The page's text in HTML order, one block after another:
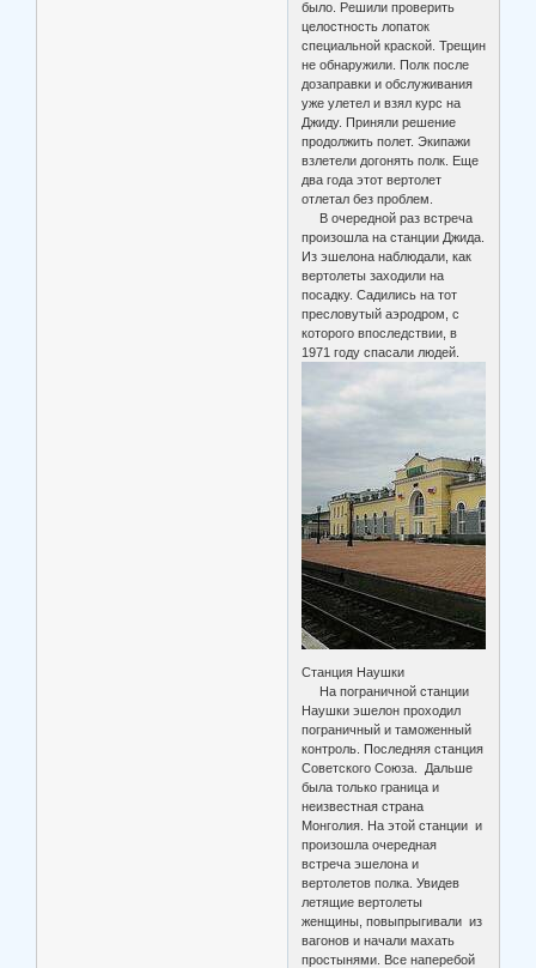
было. Решили проверить
целостность лопаток
специальной краской. Трещин
не обнаружили. Полк после
дозаправки и обслуживания
уже улетел и взял курс на
Джиду. Приняли решение
продолжить полет. Экипажи
взлетели догонять полк. Еще
два года этот вертолет
отлетал без проблем.
В очередной раз встреча
произошла на станции Джида.
Из эшелона наблюдали, как
вертолеты заходили на
посадку. Садились на тот
пресловутый аэродром, с
которого впоследствии, в
1971 году спасали людей.
Станция Наушки
На пограничной станции
Наушки эшелон проходил
пограничный и таможенный
контроль. Последняя станция
Советского Союза. Дальше
была только граница и
неизвестная страна
Монголия. На этой станции и
произошла очередная
встреча эшелона и
вертолетов полка. Увидев
летящие вертолеты
женщины, повыпрыгивали из
вагонов и начали махать
простынями. Все наперебой